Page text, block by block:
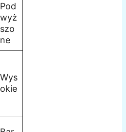
Pod
wyż
szo
ne
Wys
okie